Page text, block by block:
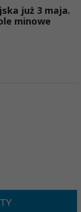
już 3 maja.
minowe